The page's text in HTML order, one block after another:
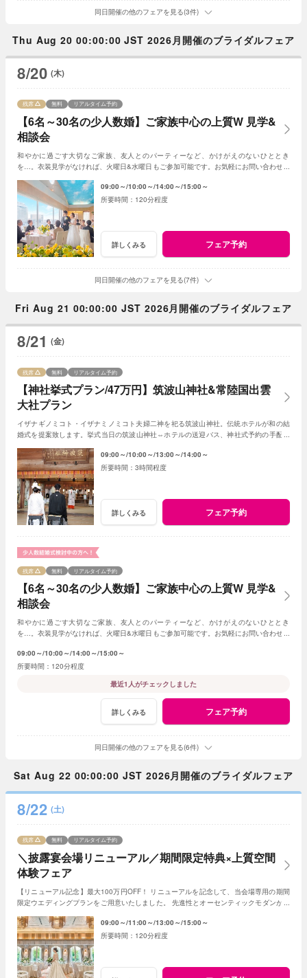
同日開催の他のフェアを見る(3件)
Thu Aug 20 00:00:00 JST 2026月開催のブライダルフェア
8/20 (木)
【6名～30名の少人数婚】ご家族中心の上質W 見学&
相談会
残席 無料 リアルタイム予約
和やかに過ごす大切なご家族、友人とのパーティーなど、かけがえのないひととき
を…。衣装見学がなければ、火曜日&水曜日もご参加可能です。お気軽にお問い合わせく
09:00～ 10:00～ 14:00～ 15:00～
120分程度
詳しくみる フェア予約
同日開催の他のフェアを見る(7件)
Fri Aug 21 00:00:00 JST 2026月開催のブライダルフェア
8/21 (金)
【神社挙式プラン/47万円】筑波山神社&常陸国出雲
大社プラン
残席 無料 リアルタイム予約
イザナギノミコト・イザナミノミコト夫婦二神を祀る筑波山神社。伝統ホテルが和の結
婚式を提案致します。挙式当日の筑波山神社⇔ホテルの送迎バス、神社式予約の手配も
09:00～ 10:00～ 13:00～ 14:00～
3時間程度
詳しくみる フェア予約
【6名～30名の少人数婚】ご家族中心の上質W 見学&
相談会
残席 無料 リアルタイム予約
和やかに過ごす大切なご家族、友人とのパーティーなど、かけがえのないひととき
を…。衣装見学がなければ、火曜日&水曜日もご参加可能です。お気軽にお問い合わせく
09:00～ 10:00～ 14:00～ 15:00～
120分程度
最近1人がチェックしました
詳しくみる フェア予約
同日開催の他のフェアを見る(6件)
Sat Aug 22 00:00:00 JST 2026月開催のブライダルフェア
8/22 (土)
＼披露宴会場リニューアル／期間限定特典×上質空間
体験フェア
残席 無料 リアルタイム予約
【リニューアル記念】最大100万円OFF！ リニューアルを記念して、当会場専用の期間
限定ウエディングプランをご用意いたしました。 先進性とオーセンティックモダンが調
09:00～ 11:00～ 13:00～ 15:00～
120分程度